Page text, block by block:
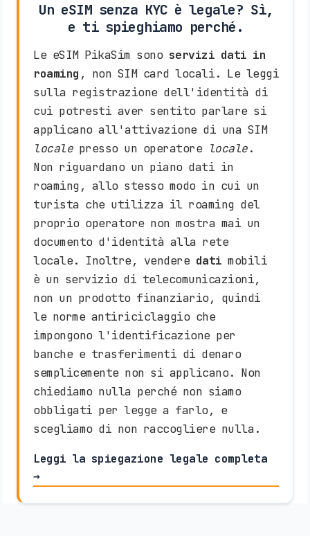
Un eSIM senza KYC è legale? Sì,
e ti spieghiamo perché.
Le eSIM PikaSim sono servizi dati in
roaming , non SIM card locali. Le leggi
sulla registrazione dell'identità di
cui potresti aver sentito parlare si
applicano all'attivazione di una SIM
localepresso un operatore locale.
Non riguardano un piano dati in
roaming, allo stesso modo in cui un
turista che utilizza il roaming del
proprio operatore non mostra mai un
documento d'identità alla rete
locale. Inoltre, vendere dati mobili
è un servizio di telecomunicazioni,
non un prodotto finanziario, quindi
le norme antiriciclaggio che
impongono l'identificazione per
banche e trasferimenti di denaro
semplicemente non si applicano. Non
chiediamo nulla perché non siamo
obbligati per legge a farlo, e
scegliamo di non raccogliere nulla.
Leggi la spiegazione legale completa
→